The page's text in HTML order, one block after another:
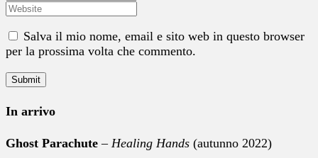
Salva il mio nome, email e sito web in questo browser
per la prossima volta che commento.
In arrivo
Ghost Parachute– Healing Hands (autunno 2022)